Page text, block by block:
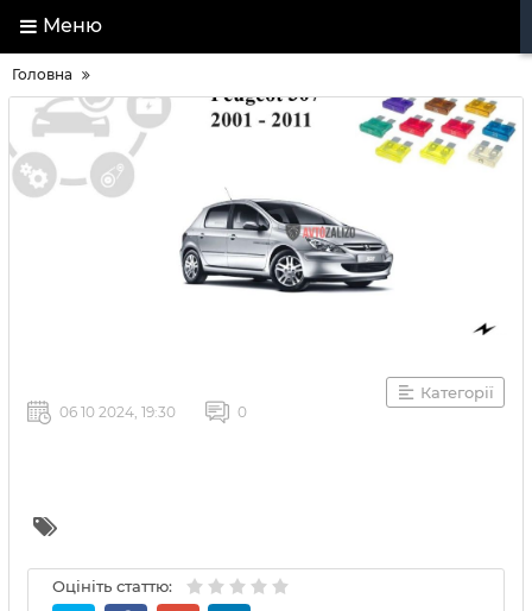
Меню
Головна
Категорії
06 10 2024, 19:30 0
Оцініть статтю: